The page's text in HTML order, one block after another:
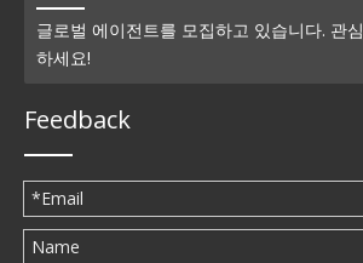
글로벌 에이전트를 모집하고 있습니다. 관
하세요!
Feedback